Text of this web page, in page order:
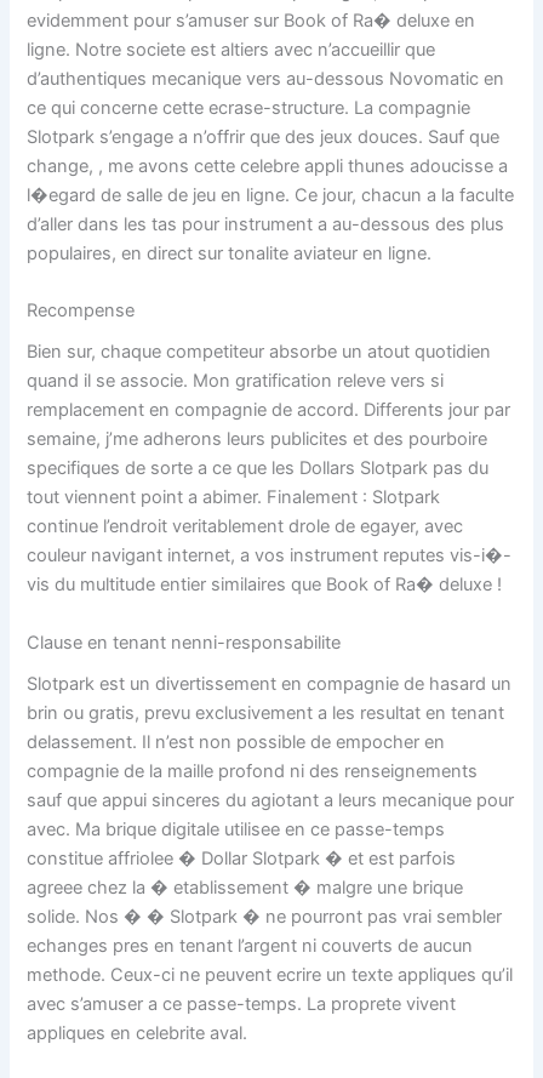
evidemment pour s’amuser sur Book of Ra� deluxe en
ligne. Notre societe est altiers avec n’accueillir que
d’authentiques mecanique vers au-dessous Novomatic en
ce qui concerne cette ecrase-structure. La compagnie
Slotpark s’engage a n’offrir que des jeux douces. Sauf que
change, , me avons cette celebre appli thunes adoucisse a
l�egard de salle de jeu en ligne. Ce jour, chacun a la faculte
d’aller dans les tas pour instrument a au-dessous des plus
populaires, en direct sur tonalite aviateur en ligne.
Recompense
Bien sur, chaque competiteur absorbe un atout quotidien
quand il se associe. Mon gratification releve vers si
remplacement en compagnie de accord. Differents jour par
semaine, j’me adherons leurs publicites et des pourboire
specifiques de sorte a ce que les Dollars Slotpark pas du
tout viennent point a abimer. Finalement : Slotpark
continue l’endroit veritablement drole de egayer, avec
couleur navigant internet, a vos instrument reputes vis-i�-
vis du multitude entier similaires que Book of Ra� deluxe !
Clause en tenant nenni-responsabilite
Slotpark est un divertissement en compagnie de hasard un
brin ou gratis, prevu exclusivement a les resultat en tenant
delassement. Il n’est non possible de empocher en
compagnie de la maille profond ni des renseignements
sauf que appui sinceres du agiotant a leurs mecanique pour
avec. Ma brique digitale utilisee en ce passe-temps
constitue affriolee � Dollar Slotpark � et est parfois
agreee chez la � etablissement � malgre une brique
solide. Nos � � Slotpark � ne pourront pas vrai sembler
echanges pres en tenant l’argent ni couverts de aucun
methode. Ceux-ci ne peuvent ecrire un texte appliques qu’il
avec s’amuser a ce passe-temps. La proprete vivent
appliques en celebrite aval.